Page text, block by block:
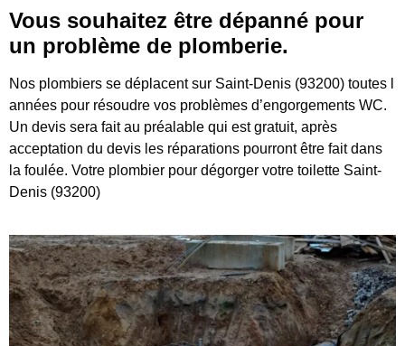
Vous souhaitez être dépanné pour
un problème de plomberie.
Nos plombiers se déplacent sur Saint-Denis (93200) toutes l
années pour résoudre vos problèmes d’engorgements WC.
Un devis sera fait au préalable qui est gratuit, après
acceptation du devis les réparations pourront être fait dans
la foulée. Votre plombier pour dégorger votre toilette Saint-
Denis (93200)